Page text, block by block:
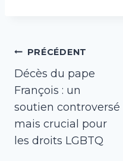
Navigation
de
l’article
PRÉCÉDENT
Décès du pape
François : un
soutien controversé
mais crucial pour
les droits LGBTQ